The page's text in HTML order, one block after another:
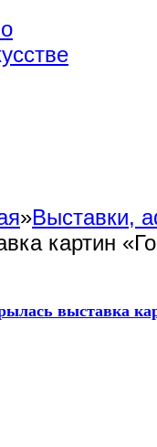
»Выставки,
картин
выставка